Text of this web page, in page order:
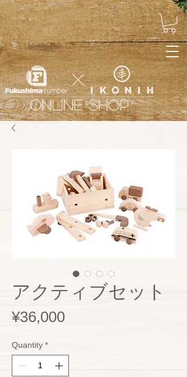
ONLINE SHOP
アクティブセット
¥36,000Price
Quantity *